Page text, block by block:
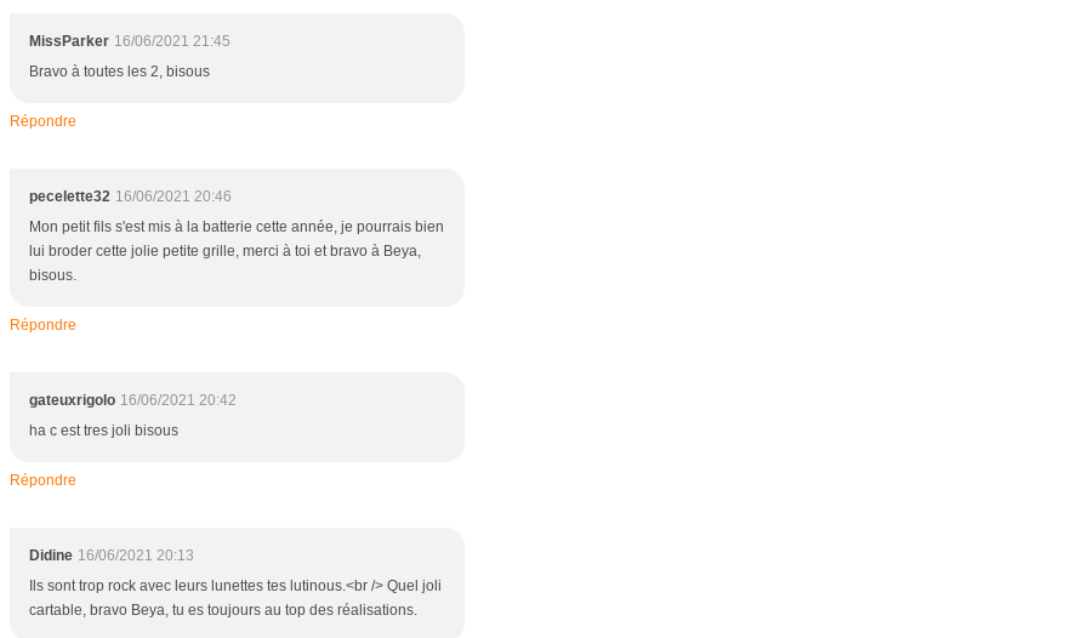
MissParker 16/06/2021 21:45
Bravo à toutes les 2, bisous
Répondre
pecelette32 16/06/2021 20:46
Mon petit fils s'est mis à la batterie cette année, je pourrais bien
lui broder cette jolie petite grille, merci à toi et bravo à Beya,
bisous.
Répondre
gateuxrigolo 16/06/2021 20:42
ha c est tres joli bisous
Répondre
Didine 16/06/2021 20:13
Ils sont trop rock avec leurs lunettes tes lutinous.<br /> Quel joli
cartable, bravo Beya, tu es toujours au top des réalisations.